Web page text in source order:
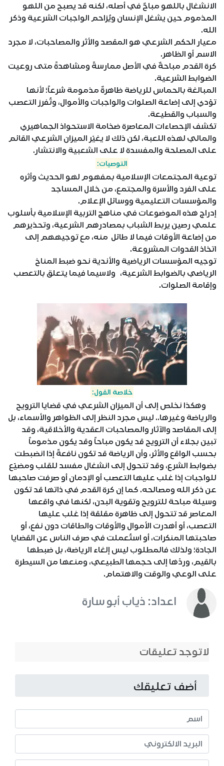
الانشغال باللهو مباحٌ في أصله، لكنه قد يصبح من اللهو
المذموم حين يشغل الإنسان ويُزاحم الواجبات الشرعية وذكر
الله.
معيار الحكم الشرعي هو المقصد والأثر والمصاحبات، لا مجرد
الاسم أو الظاهر.
كرة القدم مباحةٌ في الأصل ممارسةً ومشاهدةً متى روعيت
الضوابط الشرعية.
المبالغة بالحماس للرياضة ظاهرةٌ مذمومة شرعاً؛ لأنها
تؤدي إلى إضاعة الصلوات والواجبات والأموال، وتُفرز التعصب
والسباب والقطيعة.
تكشف الإحصاءات المعاصرة ضخامة الاستحواذ الجماهيري
والمالي لهذه اللعبة، لكن ذلك لا يغيّر الميزان الشرعي القائم
على المصلحة والمفسدة لا على الشعبية والانتشار.
التوصيات:
توعية المجتمعات الإسلامية بمفهوم لهو الحديث وأثره
على الفرد والأسرة والمجتمع، من خلال المساجد
والمؤسسات التعليمية ووسائل الإعلام.
إدراج هذه الموضوعات في مناهج التربية الإسلامية بأسلوب
علمي رصين يربط الشباب بمصادرهم الشرعية، وتحذيرهم
من إضاعة الأوقات فيما لا طائل منه، مع توجيههم إلى
اتخاذ القدوات المشروعة.
توجيه المؤسسات الرياضية والأندية نحو ضبط المناخ
الرياضي بالضوابط الشرعية، ولاسيما فيما يتعلق بالتعصب
وإقامة الصلوات.
خلاصة القول:
وهكذا نخلص إلى أن الميزان الشرعي في قضايا الترويح
والرياضة وغيرها.. ليس مجرد النظر إلى الظواهر والأسماء، بل
إلى المقاصد والآثار والمصاحبات العقدية والأخلاقية، وقد
تبين بجلاء أن الترويح قد يكون مباحاً وقد يكون مذموماً
بحسب الواقع والأثر، وأن الرياضة قد تكون نافعةً إذا انضبطت
بضوابط الشرع، وقد تتحول إلى انشغال مفسد للقلب ومضيّع
للواجبات إذا غلب عليها التعصب أو الإدمان أو صرفت صاحبها
عن ذكر الله ومصالحه. كما إن كرة القدم في ذاتها قد تكون
وسيلة مباحة للترويح وتقوية البدن، لكنها في واقعها
المعاصر قد تتحول إلى ظاهرة مقلقة إذا غلب عليها
التعصب، أو أهدرت الأموال والأوقات والطاقات دون نفع، أو
صاحبتها المنكرات، أو استُعملت في صرف الناس عن القضايا
الجادة؛ ولذلك فالمطلوب ليس إلغاء الرياضة، بل ضبطها
بالقيم، وردّها إلى حجمها الطبيعي، ومنعها من السيطرة
على الوعي والوقت والاهتمام.
اعداد: ذياب أبو سارة
لاتوجد تعليقات
أضف تعليقك